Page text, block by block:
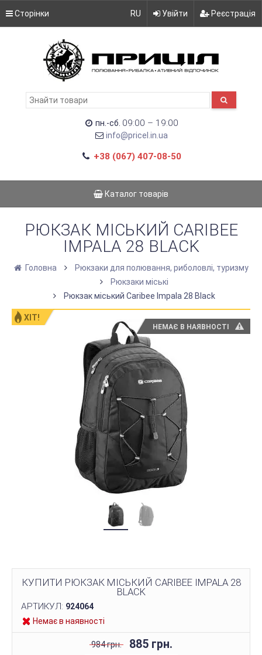
Сторінки RU Увійти Реєстрація
пн.-сб. 09:00 – 19:00
info@pricel.in.ua
+38 (067) 407-08-50
Каталог товарів
РЮКЗАК МІСЬКИЙ CARIBEE
IMPALA 28 BLACK
Головна
Рюкзаки для полювання, риболовлі, туризму
Рюкзаки міські
Рюкзак міський Caribee Impala 28 Black
ХІТ!
НЕМАЄ В НАЯВНОСТІ
КУПИТИ РЮКЗАК МІСЬКИЙ CARIBEE IMPALA 28
BLACK
АРТИКУЛ: 924064
Немає в наявності
984 грн. 885 грн.